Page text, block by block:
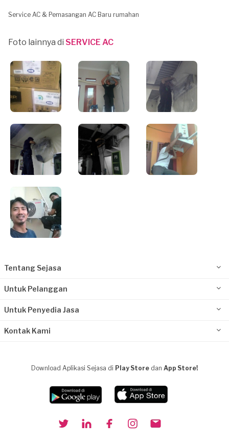
Service AC & Pemasangan AC Baru rumahan
Foto lainnya di SERVICE AC
Tentang Sejasa
Untuk Pelanggan
Untuk Penyedia Jasa
Kontak Kami
Download Aplikasi Sejasa di Play Store dan App Store!